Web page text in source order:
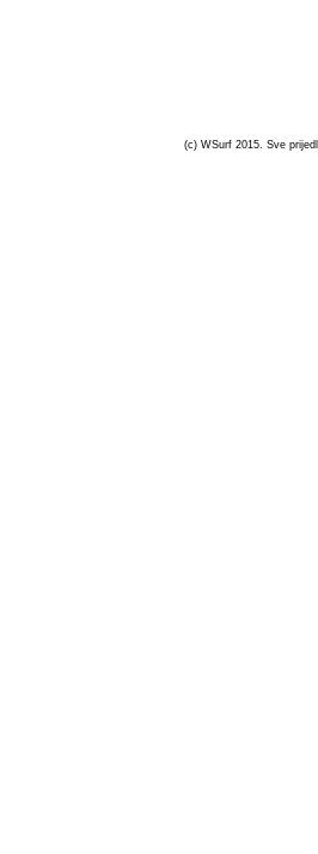
(c) WSurf 2015. Sve